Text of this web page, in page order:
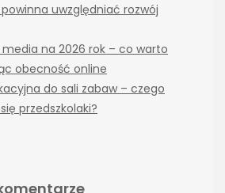
uwzględniać rozwój
na 2026 rok – co warto
obecność online
do sali zabaw – czego
przedszkolaki?